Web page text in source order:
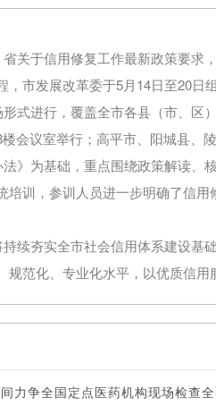
关于信用修复工作最新政策要求
，市发展改革委于5月14日至20日
式进行，覆盖全市各县（市、区
会议室举行；高平市、阳城县、
》为基础，重点围绕政策解读、
培训，参训人员进一步明确了信
续夯实全市社会信用体系建设基
规范化、专业化水平，以优质信
力争全国定点医药机构现场检查